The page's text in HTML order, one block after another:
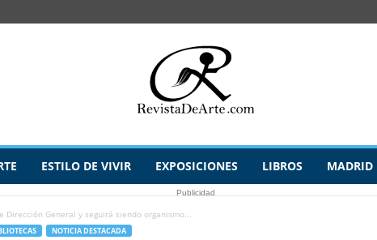
ESTILO DE VIVIR EXPOSICIONES LIBROS MADRID
Publicidad
Dirección General y seguirá siendo organismo...
NOTICIA DESTACADA